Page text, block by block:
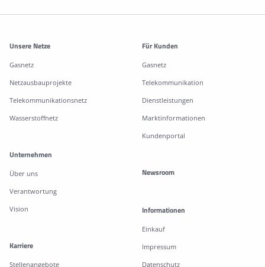
Weitere Informationen
Unsere Netze
Gasnetz
Netzausbauprojekte
Telekommunikationsnetz
Wasserstoffnetz
Für Kunden
Gasnetz
Telekommunikation
Dienstleistungen
Marktinformationen
Kundenportal
Unternehmen
Über uns
Verantwortung
Vision
Karriere
Stellenangebote
Newsroom
Informationen
Einkauf
Impressum
Datenschutz